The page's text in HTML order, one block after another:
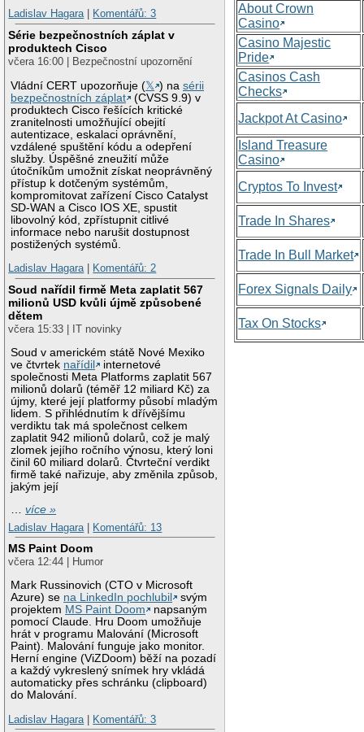
Ladislav Hagara| Komentářů: 3
Série bezpečnostních záplat v
produktech Cisco
včera 16:00 | Bezpečnostní upozornění
Vládní CERT upozorňuje (𝕏 ) nasérii
bezpečnostních záplat
(CVSS 9.9) v
produktech Cisco řešících kritické
zranitelnosti umožňující obejití
autentizace, eskalaci oprávnění,
vzdálené spuštění kódu a odepření
služby. Úspěšné zneužití může
útočníkům umožnit získat neoprávněný
přístup k dotčeným systémům,
kompromitovat zařízení Cisco Catalyst
SD-WAN a Cisco IOS XE, spustit
libovolný kód, zpřístupnit citlivé
informace nebo narušit dostupnost
postižených systémů.
Ladislav Hagara| Komentářů: 2
Soud nařídil firmě Meta zaplatit 567
milionů USD kvůli újmě způsobené
dětem
včera 15:33 | IT novinky
Soud v americkém státě Nové Mexiko
ve čtvrtek nařídil
internetové
společnosti Meta Platforms zaplatit 567
milionů dolarů (téměř 12 miliard Kč) za
újmy, které její platformy působí mladým
lidem. S přihlédnutím k dřívějšímu
verdiktu tak má společnost celkem
zaplatit 942 milionů dolarů, což je malý
zlomek jejího ročního výnosu, který loni
činil 60 miliard dolarů. Čtvrteční verdikt
firmě také nařizuje, aby změnila způsob,
jakým její
…více »
Ladislav Hagara
Komentářů: 13
MS Paint Doom
včera 12:44 | Humor
Mark Russinovich (CTO v Microsoft
Azure) se na LinkedIn pochlubil
svým
projektem MS Paint Doom
napsaným
pomocí Claude. Hru Doom umožňuje
hrát v programu Malování (Microsoft
Paint). Malování funguje jako monitor.
Herní engine (ViZDoom) běží na pozadí
a každý vykreslený snímek hry vkládá
automaticky přes schránku (clipboard)
do Malování.
Ladislav Hagara
Komentářů: 3
About Crown
Casino
Casino Majestic
Pride
Casinos Cash
Checks
Jackpot At Casino
Island Treasure
Casino
Cryptos To Invest
Trade In Shares
Trade In Bull Market
Forex Signals Daily
Tax On Stocks